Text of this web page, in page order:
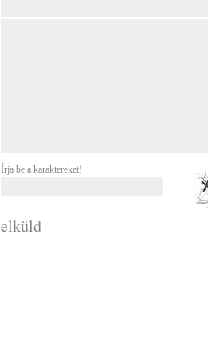
Írja be a karaktereket!
elküld